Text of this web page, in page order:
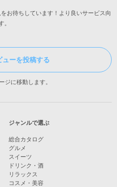
お待ちしています！より良いサービス向
ューを投稿する
ジに移動します。
ジャンルで選ぶ
総合カタログ
グルメ
スイーツ
ドリンク・酒
リラックス
コスメ・美容